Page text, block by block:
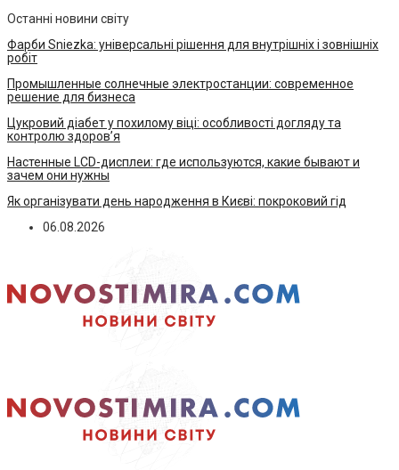
Останні новини світу
Фарби Sniezka: універсальні рішення для внутрішніх і зовнішніх
робіт
Промышленные солнечные электростанции: современное
решение для бизнеса
Цукровий діабет у похилому віці: особливості догляду та
контролю здоров’я
Настенные LCD-дисплеи: где используются, какие бывают и
зачем они нужны
Як організувати день народження в Києві: покроковий гід
06.08.2026